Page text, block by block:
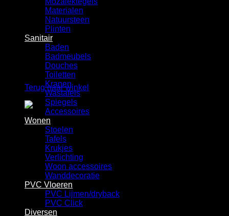
Winkelwagen
Geen producten in de winkelwagen.
Terug naar winkel
Materialen
Natuursteen
Plinten
Sanitair
Baden
Badmeubels
Douches
Toiletten
Kranen
Wastafels
Spiegels
Accessoires
Wonen
Stoelen
Tafels
Krukjes
Verlichting
Woon accessoires
Wanddecoratie
PVC Vloeren
PVC Lijmen/dryback
PVC Click
Diversen